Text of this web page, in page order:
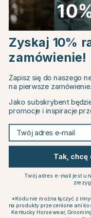
Maść Neo Derma 250ml
113.04 zł
(40)
Choose country
EU
Zyskaj 10%
zamówienie!
Zapisz się do naszego
na pierwsze zamówienie.
Jako subskrybent
promocje i inspiracje
Twój adres e-mail
Tak, chcę
Twój adres e-mail jest u
*Kodu nie można łączyć z
na produkty przecenione ani
Kentucky Horsewear,